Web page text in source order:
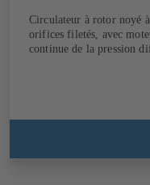
Circulateur à rotor noyé
orifices filetés, avec
continue de la pression